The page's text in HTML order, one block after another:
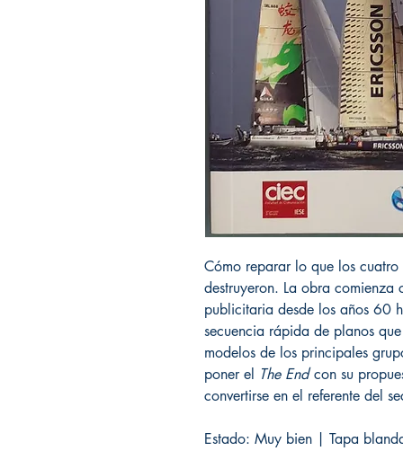
Cómo reparar lo que los
destruyeron. La obra comienza
publicitaria desde los años 60
secuencia rápida de planos
modelos de los principales
poner el The Endcon su
convertirse en el referente del
Estado: Muy bien | Tapa